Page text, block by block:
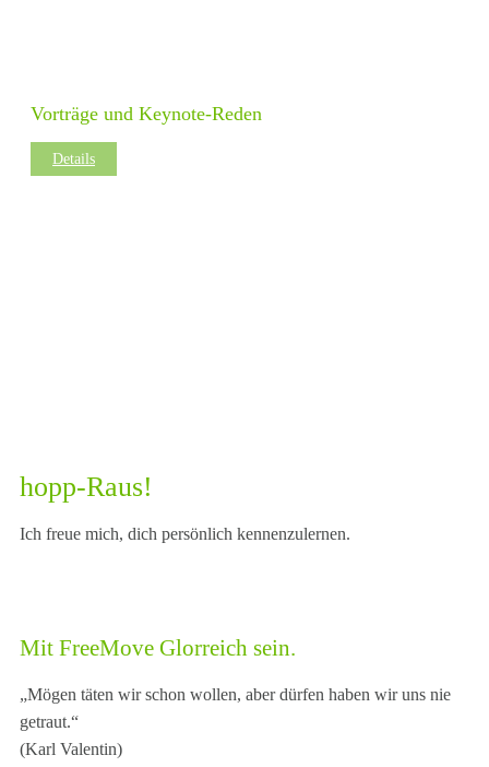
Vorträge und Keynote-Reden
Details
hopp-Raus!
Ich freue mich, dich persönlich kennenzulernen.
Mit FreeMove Glorreich sein.
„Mögen täten wir schon wollen, aber dürfen haben wir uns nie
getraut.“
(Karl Valentin)